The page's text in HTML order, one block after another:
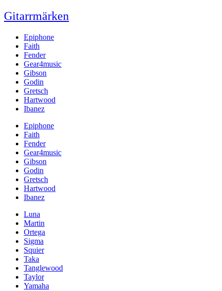
Gitarrmärken
Epiphone
Faith
Fender
Gear4music
Gibson
Godin
Gretsch
Hartwood
Ibanez
Epiphone
Faith
Fender
Gear4music
Gibson
Godin
Gretsch
Hartwood
Ibanez
Luna
Martin
Ortega
Sigma
Squier
Taka
Tanglewood
Taylor
Yamaha